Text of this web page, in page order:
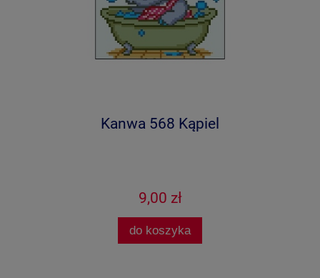
Kanwa 568 Kąpiel
9,00 zł
do koszyka